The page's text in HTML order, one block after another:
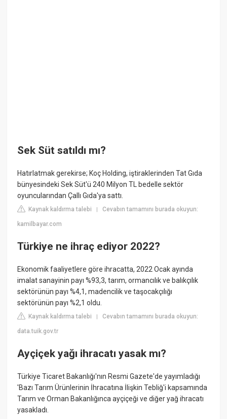
Sek Süt satıldı mı?
Hatırlatmak gerekirse; Koç Holding, iştiraklerinden Tat Gıda
bünyesindeki Sek Süt'ü 240 Milyon TL bedelle sektör
oyuncularından Çallı Gıda'ya sattı.
Kaynak kaldırma talebi |Cevabın tamamını burada okuyun:
kamilbayar.com
Türkiye ne ihraç ediyor 2022?
Ekonomik faaliyetlere göre ihracatta, 2022 Ocak ayında
imalat sanayinin payı %93,3, tarım, ormancılık ve balıkçılık
sektörünün payı %4,1, madencilik ve taşocakçılığı
sektörünün payı %2,1 oldu.
Kaynak kaldırma talebi |Cevabın tamamını burada okuyun:
data.tuik.gov.tr
Ayçiçek yağı ihracatı yasak mı?
Türkiye Ticaret Bakanlığı'nın Resmi Gazete'de yayımladığı
'Bazı Tarım Ürünlerinin İhracatına İlişkin Tebliğ'i kapsamında
Tarım ve Orman Bakanlığınca ayçiçeği ve diğer yağ ihracatı
yasakladı.